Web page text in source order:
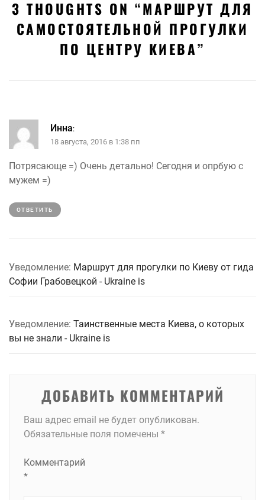
3 THOUGHTS ON “МАРШРУТ ДЛЯ
САМОСТОЯТЕЛЬНОЙ ПРОГУЛКИ
ПО ЦЕНТРУ КИЕВА”
Инна:
18 августа, 2016 в 1:38 пп
Потрясающе =) Очень детально! Сегодня и опрбую с
мужем =)
ОТВЕТИТЬ
Уведомление: Маршрут для прогулки по Киеву от гида
Софии Грабовецкой - Ukraine is
Уведомление: Таинственные места Киева, о которых
вы не знали - Ukraine is
ДОБАВИТЬ КОММЕНТАРИЙ
Ваш адрес email не будет опубликован.
Обязательные поля помечены *
Комментарий
*